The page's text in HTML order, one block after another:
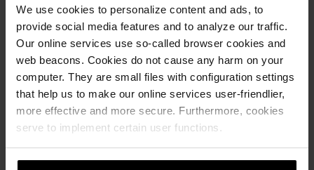
We use cookies to personalize content and ads, to
provide social media features and to analyze our traffic.
Our online services use so-called browser cookies and
web beacons. Cookies do not cause any harm on your
computer. They are small files with configuration settings
that help us to make our online services user-friendlier,
more effective and more secure. Furthermore, cookies
serve to implement certain user functions.
Референци
РЕФЕРЕНТНА ЛИСТА